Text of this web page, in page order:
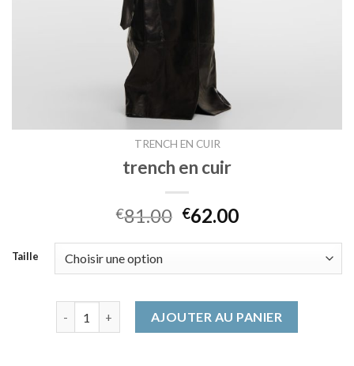
TRENCH EN CUIR
trench en cuir
€81.00 €62.00
Taille
AJOUTER AU PANIER